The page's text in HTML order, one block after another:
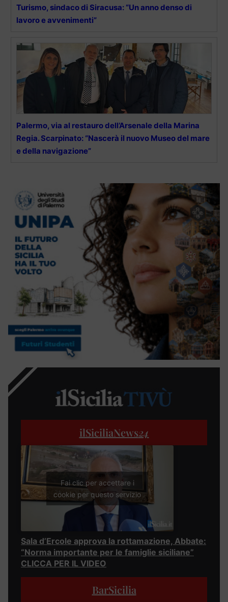
Turismo, sindaco di Siracusa: “Un anno denso di
lavoro e avvenimenti”
Palermo, via al restauro dell’Arsenale della Marina
Regia. Scarpinato: “Nascerà il nuovo Museo del mare
e della navigazione”
ilSiciliaNews24
Fai clic per accettare i
cookie per questo servizio
Sala d’Ercole approva la rottamazione, Abbate:
“Norma importante per le famiglie siciliane”
CLICCA PER IL VIDEO
BarSicilia